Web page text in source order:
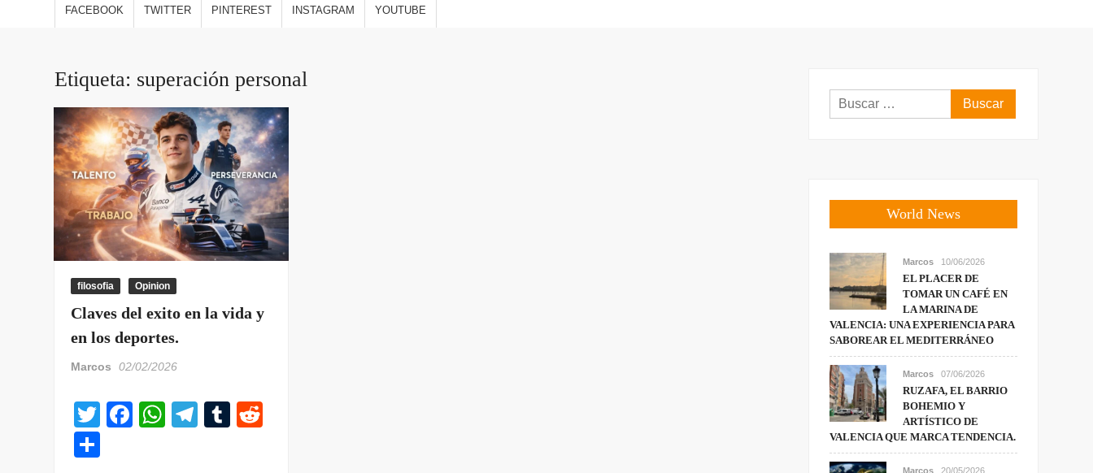
estilos de vida,
viajes y
FACEBOOK TWITTER PINTEREST INSTAGRAM YOUTUBE
Etiqueta: superación personal
filosofia Opinion
Claves del exito en la vida y
en los deportes.
Marcos 02/02/2026
T
F
W
T
T
Buscar:
World News
Marcos 10/06/2026
EL PLACER DE
TOMAR UN CAFÉ EN
LA MARINA DE
VALENCIA: UNA EXPERIENCIA PARA
SABOREAR EL MEDITERRÁNEO
Marcos 07/06/2026
RUZAFA, EL BARRIO
BOHEMIO Y
ARTÍSTICO DE
VALENCIA QUE MARCA TENDENCIA.
Marcos 20/05/2026